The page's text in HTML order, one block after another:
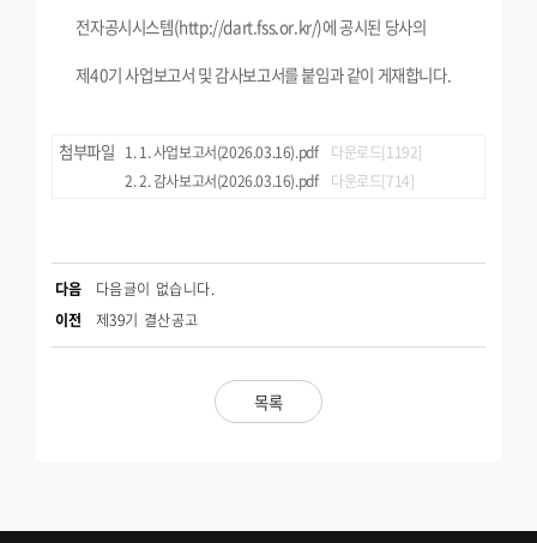
전자공시시스템(http://dart.fss.or.kr/)에 공시된 당사의
제40기 사업보고서 및 감사보고서를 붙임과 같이 게재합니다.
첨부파일 1. 사업보고서(2026.03.16).pdf
다운로드[1192]
2. 감사보고서(2026.03.16).pdf
다운로드[714]
목록
다음
다음글이 없습니다.
이전 제39기 결산공고